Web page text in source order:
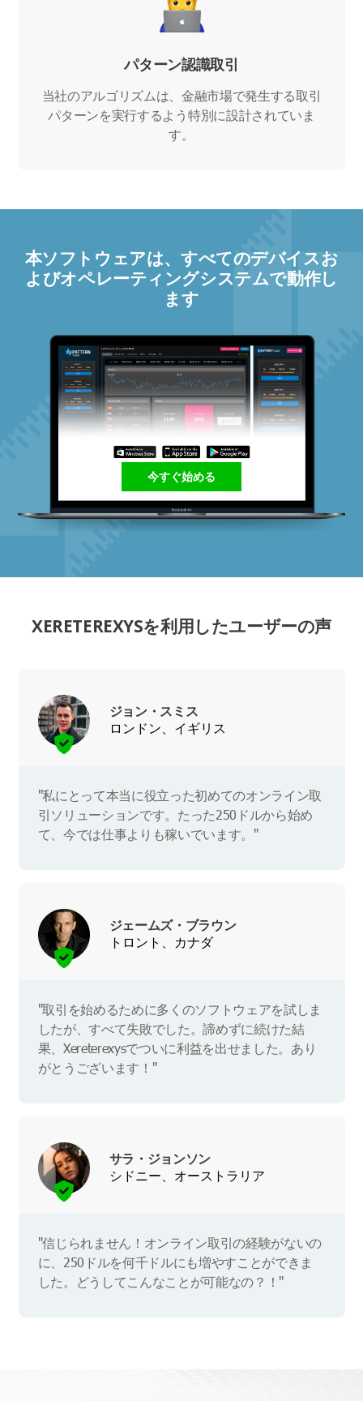
パターン認識取引
当社のアルゴリズムは、金融市場で発生する取引
パターンを実行するよう特別に設計されていま
す。
本ソフトウェアは、すべてのデバイスお
よびオペレーティングシステムで動作し
ます
今すぐ始める
XERETEREXYSを利用したユーザーの声
ジョン・スミス
ロンドン、イギリス
"私にとって本当に役立った初めてのオンライン取
引ソリューションです。たった250ドルから始め
て、今では仕事よりも稼いでいます。"
ジェームズ・ブラウン
トロント、カナダ
"取引を始めるために多くのソフトウェアを試しま
したが、すべて失敗でした。諦めずに続けた結
果、Xereterexysでついに利益を出せました。あり
がとうございます！"
サラ・ジョンソン
シドニー、オーストラリア
"信じられません！オンライン取引の経験がないの
に、250ドルを何千ドルにも増やすことができま
した。どうしてこんなことが可能なの？！"